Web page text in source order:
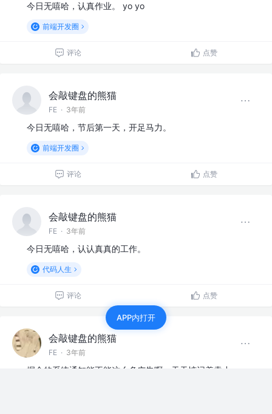
今日无嘻哈，认真作业。 yo yo
前端开发圈
评论 点赞
会敲键盘的熊猫
FE · 3年前
今日无嘻哈，节后第一天，开足马力。
前端开发圈
评论 点赞
会敲键盘的熊猫
FE · 3年前
今日无嘻哈，认认真真的工作。
代码人生
评论 点赞
会敲键盘的熊猫
FE · 3年前
掘金的系统通知能不能这么多广告啊，天天惦记着卖小
APP内打开